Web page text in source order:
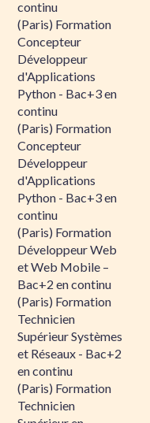
continu
(Paris) Formation
Concepteur
Développeur
d'Applications
Python - Bac+3 en
continu
(Paris) Formation
Concepteur
Développeur
d'Applications
Python - Bac+3 en
continu
(Paris) Formation
Développeur Web
et Web Mobile –
Bac+2 en continu
(Paris) Formation
Technicien
Supérieur Systèmes
et Réseaux - Bac+2
en continu
(Paris) Formation
Technicien